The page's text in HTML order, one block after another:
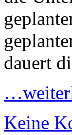
dauert
Keine